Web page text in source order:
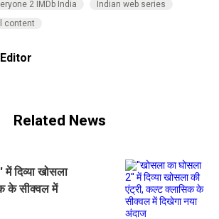
2 IMDb India
Indian web series
content
Related News
दिव्या खोसला
के सीक्वल में